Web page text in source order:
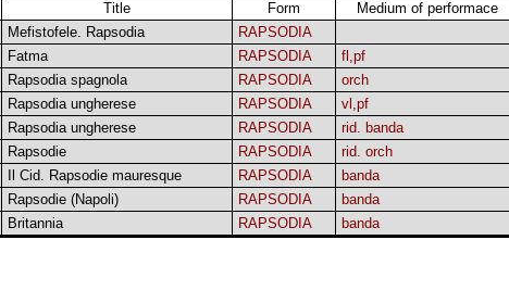
Title Form Medium of performace
Mefistofele. Rapsodia RAPSODIA
Fatma RAPSODIA fl,pf
Rapsodia spagnola RAPSODIA orch
Rapsodia ungherese RAPSODIA vl,pf
Rapsodia ungherese RAPSODIA rid. banda
Rapsodie RAPSODIA rid. orch
Il Cid. Rapsodie mauresque RAPSODIA banda
Rapsodie (Napoli) RAPSODIA banda
Britannia RAPSODIA banda